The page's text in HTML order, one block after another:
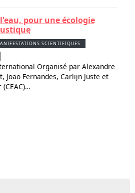
pour une écologie
SCIENTIFIQUES
Organisé par Alexandre
Joao Fernandes, Carlijn Juste et
(CEAC)…